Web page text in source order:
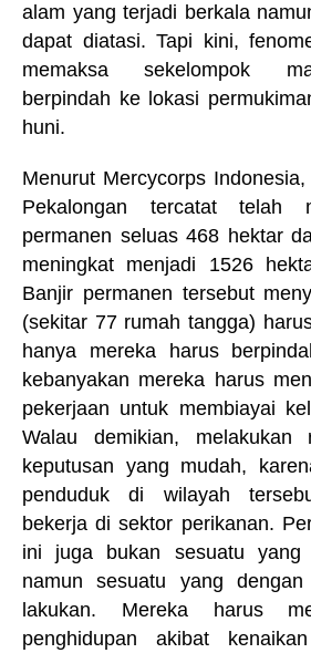
alam yang terjadi berkala
dapat diatasi. Tapi kini,
memaksa sekelompok
berpindah ke lokasi
huni.
Menurut Mercycorps
Pekalongan tercatat telah
permanen seluas 468 hektar
meningkat menjadi 1526
Banjir permanen tersebut
(sekitar 77 rumah tangga)
hanya mereka harus
kebanyakan mereka harus
pekerjaan untuk membiayai
Walau demikian, melakukan
keputusan yang mudah,
penduduk di wilayah
bekerja di sektor perikanan.
ini juga bukan sesuatu yang
namun sesuatu yang
lakukan. Mereka harus
penghidupan akibat